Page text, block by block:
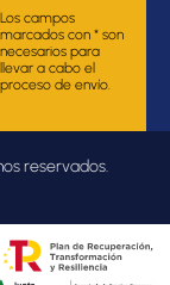
Los campos
marcados con * son
necesarios para
llevar a cabo el
proceso de envío.
reservados.